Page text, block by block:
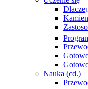
Nauka (cd.)